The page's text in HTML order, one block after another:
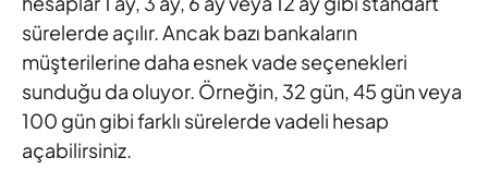
sürelerde açılır. Ancak bazı bankaların
müşterilerine daha esnek vade seçenekleri
sunduğu da oluyor. Örneğin, 32 gün, 45 gün veya
100 gün gibi farklı sürelerde vadeli hesap
açabilirsiniz.